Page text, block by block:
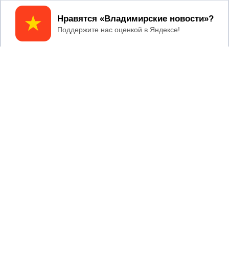
ВЛАДИМИРСКИЕ
НОВОСТИ
2017 © NEWSVLADIMIR.RU | СИ
«Информационное агентство
Принять